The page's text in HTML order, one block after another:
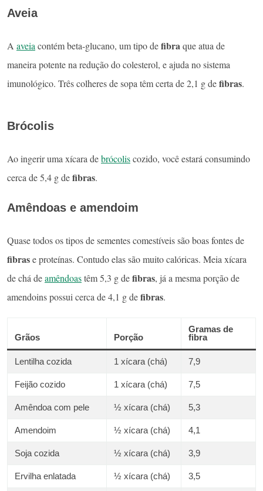
Aveia
A aveia contém beta-glucano, um tipo defibraque atua de
maneira potente na redução do colesterol, e ajuda no sistema
imunológico. Três colheres de sopa têm certa de 2,1 g defibras.
Brócolis
Ao ingerir uma xícara debrócoliscozido, você estará consumindo
cerca de 5,4 g defibras.
Amêndoas e amendoim
Quase todos os tipos de sementes comestíveis são boas fontes de
fibrase proteínas. Contudo elas são muito calóricas. Meia xícara
de chá deamêndoastêm 5,3 g defibras, já a mesma porção de
amendoins possui cerca de 4,1 g defibras.
Grãos Porção
Gramas de
fibra
Lentilha cozida 1 xícara (chá) 7,9
Feijão cozido 1 xícara (chá) 7,5
Amêndoa com pele ½ xícara (chá) 5,3
Amendoim ½ xícara (chá) 4,1
Soja cozida ½ xícara (chá) 3,9
Ervilha enlatada ½ xícara (chá) 3,5